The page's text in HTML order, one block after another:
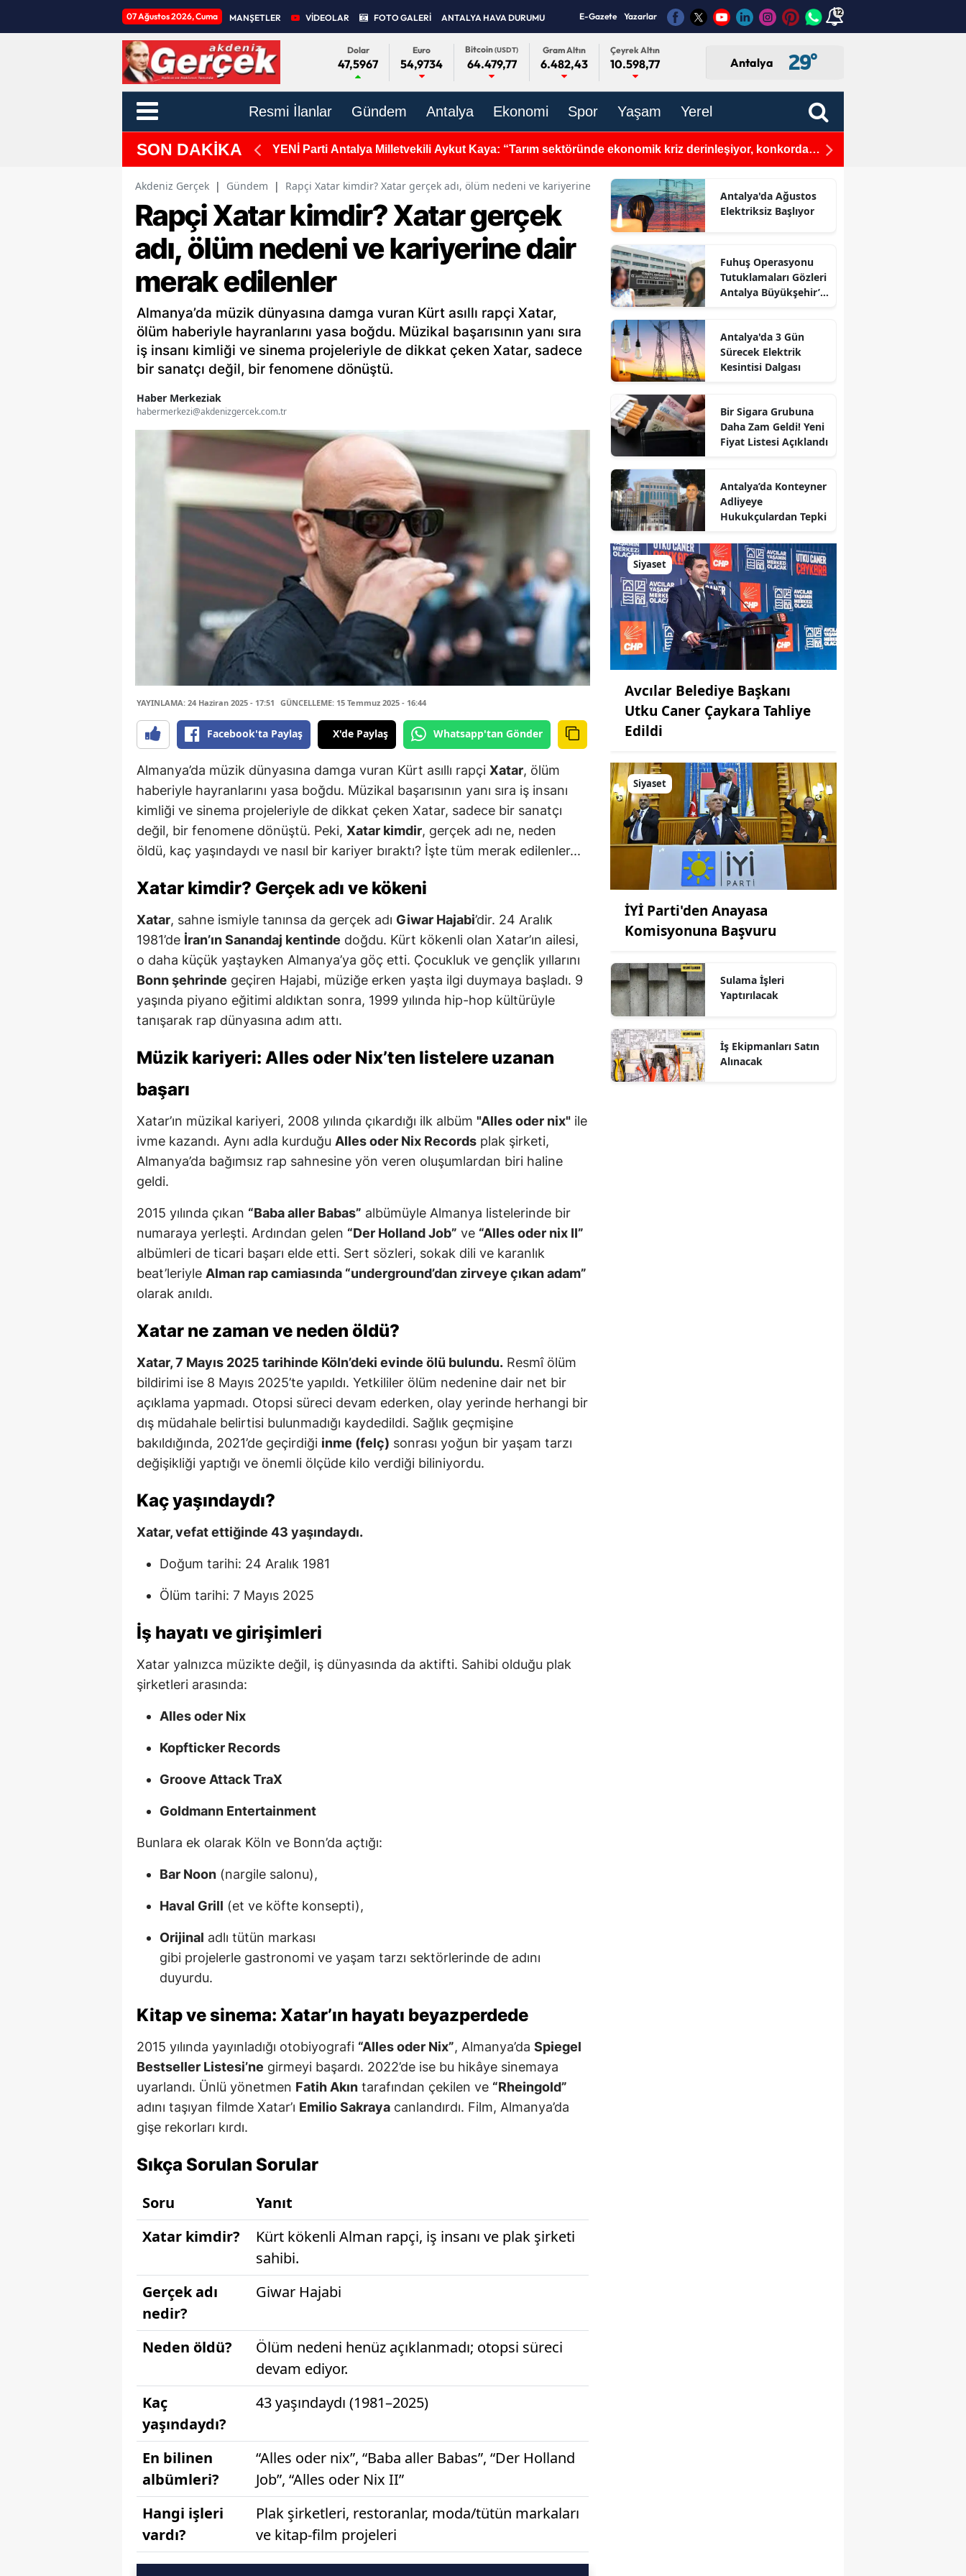
07 Ağustos 2026, Cuma MANŞETLER VİDEOLAR FOTO GALERİ ANTALYA HAVA DURUMU E-Gazete Yazarlar 12
Dolar
47,5967
Euro
54,9734
Bitcoin(USDT)
64.479,77
Gram Altın
6.482,43
Çeyrek Altın
10.598,77 Antalya 29°
Resmi İlanlar Gündem Antalya Ekonomi Spor Yaşam Yerel
SON DAKİKA
8-9 Ağustos Programı Açıklandı
YENİ Parti Antalya Milletvekili Aykut Kaya: “Tarım sektöründe ekonomik kriz derinleşiyor, konkordato Mersin'de 3.5
Akdeniz Gerçek | Gündem | Rapçi Xatar kimdir? Xatar gerçek adı, ölüm nedeni ve kariyerine dair merak edilenler
Rapçi Xatar kimdir? Xatar gerçek
adı, ölüm nedeni ve kariyerine dair
merak edilenler
Almanya’da müzik dünyasına damga vuran Kürt asıllı rapçi Xatar,
ölüm haberiyle hayranlarını yasa boğdu. Müzikal başarısının yanı sıra
iş insanı kimliği ve sinema projeleriyle de dikkat çeken Xatar, sadece
bir sanatçı değil, bir fenomene dönüştü.
Haber Merkeziak
habermerkezi@akdenizgercek.com.tr
YAYINLAMA: 24 Haziran 2025 - 17:51 GÜNCELLEME: 15 Temmuz 2025 - 16:44
Facebook'ta Paylaş X'de Paylaş Whatsapp'tan Gönder
Almanya’da müzik dünyasına damga vuran Kürt asıllı rapçi Xatar, ölüm
haberiyle hayranlarını yasa boğdu. Müzikal başarısının yanı sıra iş insanı
kimliği ve sinema projeleriyle de dikkat çeken Xatar, sadece bir sanatçı
değil, bir fenomene dönüştü. Peki, Xatar kimdir, gerçek adı ne, neden
öldü, kaç yaşındaydı ve nasıl bir kariyer bıraktı? İşte tüm merak edilenler...
Xatar kimdir? Gerçek adı ve kökeni
Xatar, sahne ismiyle tanınsa da gerçek adı Giwar Hajabi’dir. 24 Aralık
1981’de İran’ın Sanandaj kentinde doğdu. Kürt kökenli olan Xatar’ın ailesi,
o daha küçük yaştayken Almanya’ya göç etti. Çocukluk ve gençlik yıllarını
Bonn şehrinde geçiren Hajabi, müziğe erken yaşta ilgi duymaya başladı. 9
yaşında piyano eğitimi aldıktan sonra, 1999 yılında hip-hop kültürüyle
tanışarak rap dünyasına adım attı.
Müzik kariyeri: Alles oder Nix’ten listelere uzanan
başarı
Xatar’ın müzikal kariyeri, 2008 yılında çıkardığı ilk albüm "Alles oder nix" ile
ivme kazandı. Aynı adla kurduğu Alles oder Nix Records plak şirketi,
Almanya’da bağımsız rap sahnesine yön veren oluşumlardan biri haline
geldi.
2015 yılında çıkan “Baba aller Babas” albümüyle Almanya listelerinde bir
numaraya yerleşti. Ardından gelen “Der Holland Job” ve “Alles oder nix II”
albümleri de ticari başarı elde etti. Sert sözleri, sokak dili ve karanlık
beat’leriyle Alman rap camiasında “underground’dan zirveye çıkan adam”
olarak anıldı.
Xatar ne zaman ve neden öldü?
Xatar, 7 Mayıs 2025 tarihinde Köln’deki evinde ölü bulundu. Resmî ölüm
bildirimi ise 8 Mayıs 2025’te yapıldı. Yetkililer ölüm nedenine dair net bir
açıklama yapmadı. Otopsi süreci devam ederken, olay yerinde herhangi bir
dış müdahale belirtisi bulunmadığı kaydedildi. Sağlık geçmişine
bakıldığında, 2021’de geçirdiği inme (felç) sonrası yoğun bir yaşam tarzı
değişikliği yaptığı ve önemli ölçüde kilo verdiği biliniyordu.
Kaç yaşındaydı?
Xatar, vefat ettiğinde 43 yaşındaydı.
Doğum tarihi: 24 Aralık 1981
Ölüm tarihi: 7 Mayıs 2025
İş hayatı ve girişimleri
Xatar yalnızca müzikte değil, iş dünyasında da aktifti. Sahibi olduğu plak
şirketleri arasında:
Alles oder Nix
Kopfticker Records
Groove Attack TraX
Goldmann Entertainment
Bunlara ek olarak Köln ve Bonn’da açtığı:
Bar Noon (nargile salonu),
Haval Grill (et ve köfte konsepti),
Orijinal adlı tütün markası
gibi projelerle gastronomi ve yaşam tarzı sektörlerinde de adını
duyurdu.
Kitap ve sinema: Xatar’ın hayatı beyazperdede
2015 yılında yayınladığı otobiyografi “Alles oder Nix”, Almanya’da Spiegel
Bestseller Listesi’ne girmeyi başardı. 2022’de ise bu hikâye sinemaya
uyarlandı. Ünlü yönetmen Fatih Akın tarafından çekilen ve “Rheingold”
adını taşıyan filmde Xatar’ı Emilio Sakraya canlandırdı. Film, Almanya’da
gişe rekorları kırdı.
Sıkça Sorulan Sorular
Soru
Yanıt
Xatar kimdir?
Kürt kökenli Alman rapçi, iş insanı ve plak şirketi
sahibi.
Gerçek adı
nedir?
Giwar Hajabi
Neden öldü?
Ölüm nedeni henüz açıklanmadı; otopsi süreci
devam ediyor.
Kaç
yaşındaydı?
43 yaşındaydı (1981–2025)
En bilinen
albümleri?
“Alles oder nix”, “Baba aller Babas”, “Der Holland
Job”, “Alles oder Nix II”
Hangi işleri
vardı?
Plak şirketleri, restoranlar, moda/tütün markaları
ve kitap-film projeleri
Antalya'da Ağustos
Elektriksiz Başlıyor
Fuhuş Operasyonu
Tutuklamaları Gözleri
Antalya Büyükşehir’e
Antalya'da 3 Gün
Sürecek Elektrik
Kesintisi Dalgası
Bir Sigara Grubuna
Daha Zam Geldi! Yeni
Fiyat Listesi Açıklandı
Antalya’da Konteyner
Adliyeye
Hukukçulardan Tepki
Siyaset
Avcılar Belediye Başkanı
Utku Caner Çaykara Tahliye
Edildi
Siyaset
İYİ Parti'den Anayasa
Komisyonuna Başvuru
Sulama İşleri
Yaptırılacak
İş Ekipmanları Satın
Alınacak